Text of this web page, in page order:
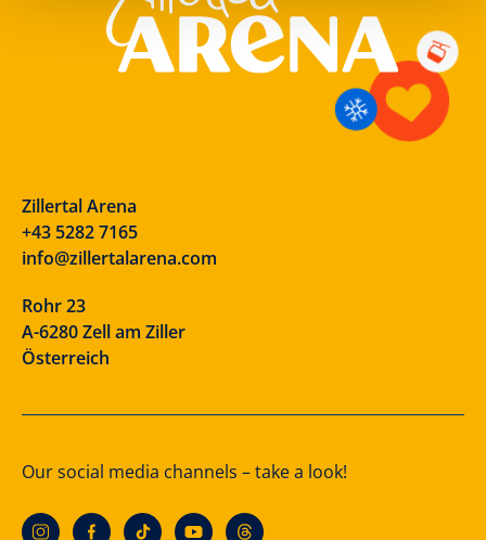
Zillertal Arena
+43 5282 7165
info@zillertalarena.com
Rohr 23
A-6280 Zell am Ziller
Österreich
Our social media channels – take a look!